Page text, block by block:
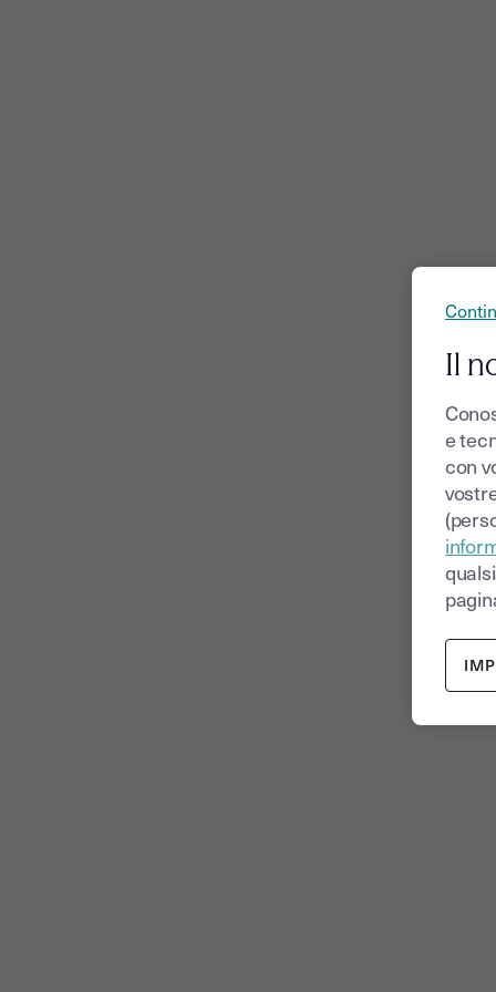
Il
e
con